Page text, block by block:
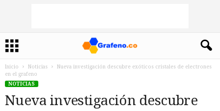
Inicio Noticias
Nueva investigación descubre exóticos cristales de electrones
en el grafeno
NOTICIAS
Nueva investigación descubre